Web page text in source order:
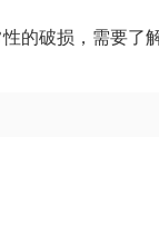
的破损，需要了